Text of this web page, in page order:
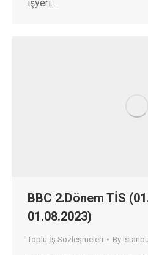
işyeri…
BBC 2.Dönem TİS
01.08.2023)
Toplu İş Sözleşmeleri By istanbul